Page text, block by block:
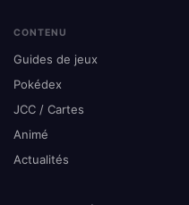
CONTENU
Guides de jeux
Pokédex
JCC / Cartes
Animé
Actualités